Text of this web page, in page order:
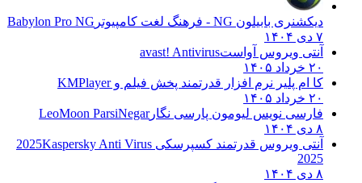
دیکشنری بابیلون NG - فرهنگ لغت کامپیوتر
Babylon Pro NG
۷ دی ۱۴۰۴
آنتی ویروس آواستavast! Antivirus
۲۰ خرداد ۱۴۰۵
کا ام پلیر نرم افزار قدرتمند پخش فیلم وKMPlayer
۲۰ خرداد ۱۴۰۵
فارسی نویس لیومون پارسی نگارLeoMoon ParsiNegar
۸ دی ۱۴۰۴
آنتی ویروس قدرتمند کسپرسکی 2025 Kaspersky Anti Virus
2025
۸ دی ۱۴۰۴